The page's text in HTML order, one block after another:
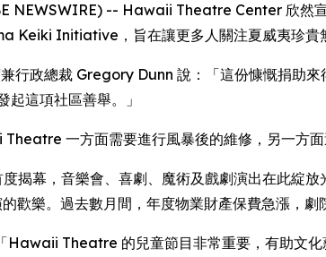
NEWSWIRE) -- Hawaii Theatre Center 欣然
Keiki Initiative，旨在讓更多人關注夏威夷珍貴
政總裁 Gregory Dunn 說：「這份慷慨捐助
這項社區善舉。」
一方面需要進行風暴後的維修，另一方面
揭幕，音樂會、喜劇、魔術及戲劇演出在此綻
歡樂。過去數月間，年度物業財產保費急漲，劇
Theatre 的兒童節目非常重要，有助文